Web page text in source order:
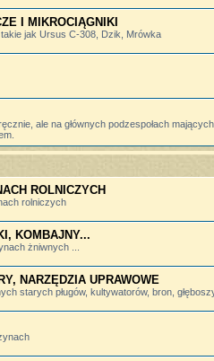
I MIKROCIĄGNIKI
jak Ursus C-308, Dzik, Mrówka
ale na głównych podzespołach
ROLNICZYCH
rolniczych
KOMBAJNY...
żniwnych ...
NARZĘDZIA UPRAWOWE
starych pługów, kultywatorów, bron,